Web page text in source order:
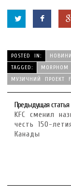
POSTED IN:
TAGGED:
MORPHOM
МУЗИЧНИЙ ПРОЕКТ
Предыдущая статья
KFC сменил
честь 150-
Канады